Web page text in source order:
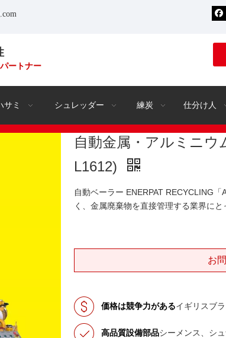
ートナー
サミ シュレッダー 練炭 仕分け人
自動金属・アルミニウ
L1612)
自動ベーラー ENERPAT RECYCLING
く、金属廃棄物を直接管理する業界にと
お
価格は競争力があるイギリスブ
高品質設備部品シーメンス、シ